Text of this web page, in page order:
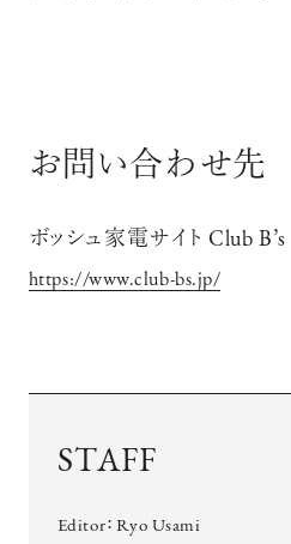
お問い合わせ先
ボッシュ家電サイト Club B’s
https://www.club-bs.jp/
STAFF
Editor：Ryo Usami